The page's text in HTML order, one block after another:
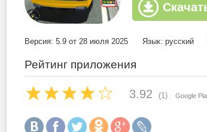
Версия: 5.9 от 28 июля 2025 Язык: русский
Рейтинг приложения
3.92 (1) Google